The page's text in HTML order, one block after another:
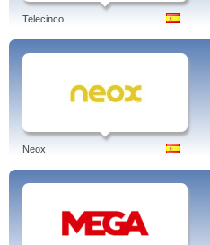
Telecinco
Neox